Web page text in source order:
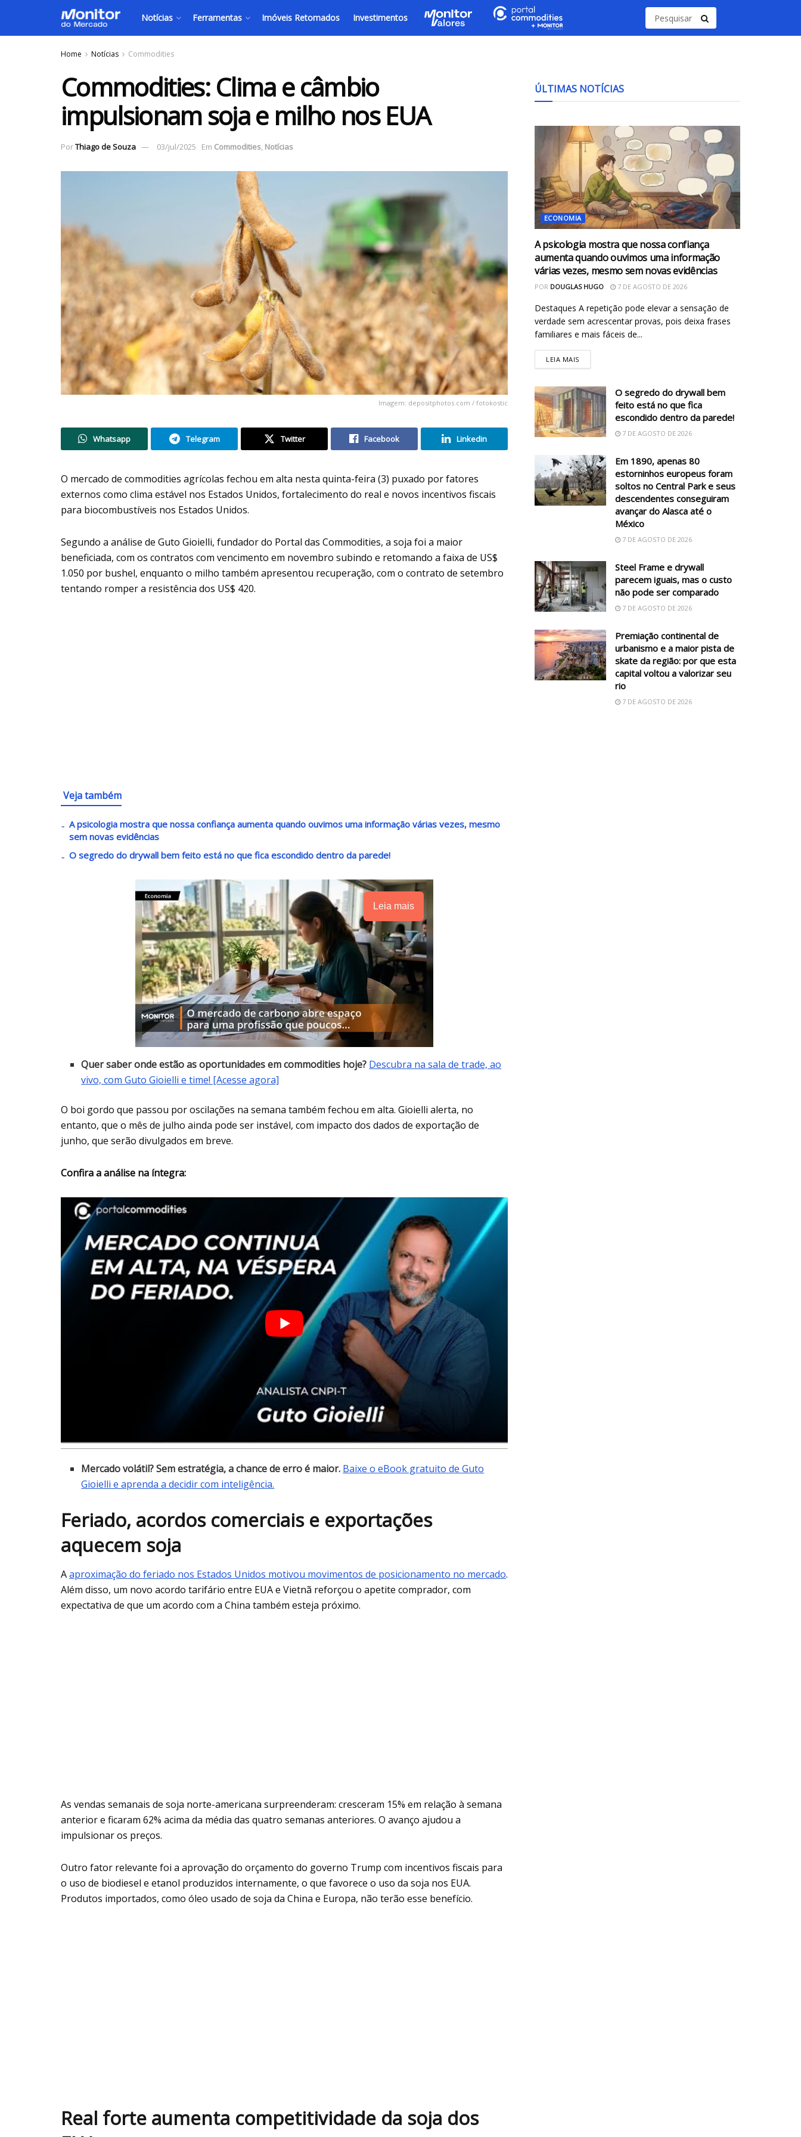
Notícias Ferramentas Imóveis Retomados Investimentos
Home Notícias Commodities
Commodities: Clima e câmbio
impulsionam soja e milho nos EUA
PorThiago de Souza 03/jul/2025 Em Commodities, Notícias
Imagem: depositphotos.com / fotokostic
Whatsapp Telegram Twitter Facebook Linkedin
O mercado de commodities agrícolas fechou em alta nesta quinta-feira (3) puxado por fatores
externos como clima estável nos Estados Unidos, fortalecimento do real e novos incentivos fiscais
para biocombustíveis nos Estados Unidos.
Segundo a análise de Guto Gioielli, fundador do Portal das Commodities, a soja foi a maior
beneficiada, com os contratos com vencimento em novembro subindo e retomando a faixa de US$
1.050 por bushel, enquanto o milho também apresentou recuperação, com o contrato de setembro
tentando romper a resistência dos US$ 420.
Veja também
A psicologia mostra que nossa confiança aumenta quando ouvimos uma informação várias vezes, mesmo
sem novas evidências
O segredo do drywall bem feito está no que fica escondido dentro da parede!
Leia mais
Quer saber onde estão as oportunidades em commodities hoje? Descubra na sala de trade, ao
vivo, com Guto Gioielli e time! [Acesse agora]
O boi gordo que passou por oscilações na semana também fechou em alta. Gioielli alerta, no
entanto, que o mês de julho ainda pode ser instável, com impacto dos dados de exportação de
junho, que serão divulgados em breve.
Confira a análise na íntegra:
Mercado volátil? Sem estratégia, a chance de erro é maior. Baixe o eBook gratuito de Guto
Gioielli e aprenda a decidir com inteligência.
Feriado, acordos comerciais e exportações
aquecem soja
Aaproximação do feriado nos Estados Unidos motivou movimentos de posicionamento no mercado.
Além disso, um novo acordo tarifário entre EUA e Vietnã reforçou o apetite comprador, com
expectativa de que um acordo com a China também esteja próximo.
As vendas semanais de soja norte-americana surpreenderam: cresceram 15% em relação à semana
anterior e ficaram 62% acima da média das quatro semanas anteriores. O avanço ajudou a
impulsionar os preços.
Outro fator relevante foi a aprovação do orçamento do governo Trump com incentivos fiscais para
o uso de biodiesel e etanol produzidos internamente, o que favorece o uso da soja nos EUA.
Produtos importados, como óleo usado de soja da China e Europa, não terão esse benefício.
Real forte aumenta competitividade da soja dos
ÚLTIMAS NOTÍCIAS
ECONOMIA
A psicologia mostra que nossa confiança
aumenta quando ouvimos uma informação
várias vezes, mesmo sem novas evidências
POR DOUGLAS HUGO 7 DE AGOSTO DE 2026
Destaques A repetição pode elevar a sensação de
verdade sem acrescentar provas, pois deixa frases
familiares e mais fáceis de...
LEIA MAIS
O segredo do drywall bem
feito está no que fica
escondido dentro da parede!
7 DE AGOSTO DE 2026
Em 1890, apenas 80
estorninhos europeus foram
soltos no Central Park e seus
descendentes conseguiram
avançar do Alasca até o
México
7 DE AGOSTO DE 2026
Steel Frame e drywall
parecem iguais, mas o custo
não pode ser comparado
7 DE AGOSTO DE 2026
Premiação continental de
urbanismo e a maior pista de
skate da região: por que esta
capital voltou a valorizar seu
rio
7 DE AGOSTO DE 2026